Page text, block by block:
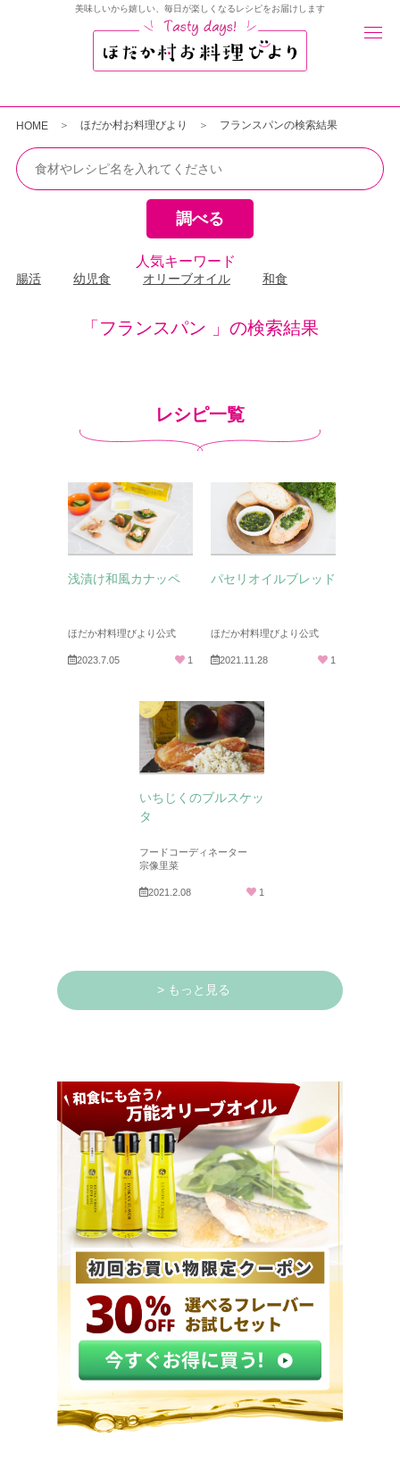
美味しいから嬉しい、毎日が楽しくなるレシピをお届けします
HOME ほだか村お料理びより フランスパンの検索結果
人気キーワード
腸活 幼児食 オリーブオイル 和食
「フランスパン 」の検索結果
レシピ一覧
浅漬け和風カナッペ
ほだか村料理びより公式
2023.7.05 1
パセリオイルブレッド
ほだか村料理びより公式
2021.11.28 1
いちじくのブルスケッ
タ
フードコーディネーター
宗像里菜
2021.2.08 1
> もっと見る